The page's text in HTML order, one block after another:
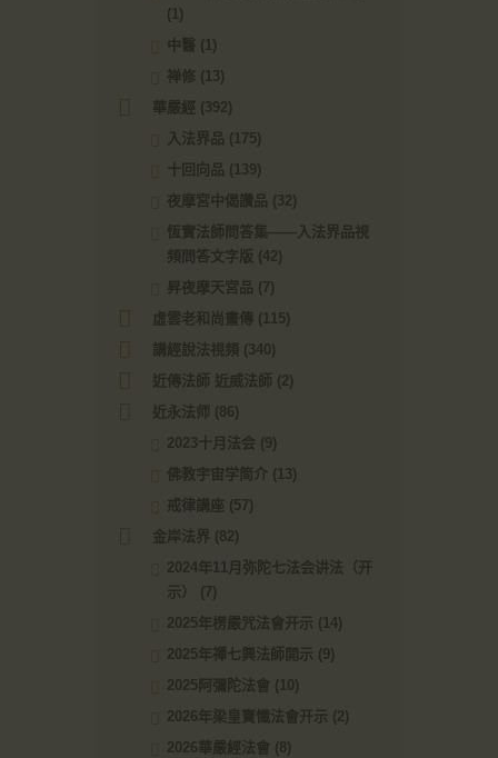
(1)
中醫 (1)
禅修 (13)
華嚴經 (392)
入法界品 (175)
十回向品 (139)
夜摩宮中偈讚品 (32)
恆實法師問答集——入法界品視
頻問答文字版 (42)
昇夜摩天宮品 (7)
虛雲老和尚畫傳 (115)
講經說法視頻
(340)
近傳法師 近威法師 (2)
近永法师
(86)
2023十月法会 (9)
佛教宇宙学简介 (13)
戒律講座 (57)
金岸法界 (82)
2024年11月弥陀七法会讲法（开
示）
(7)
2025年楞嚴咒法會开示 (14)
2025年禪七興法師開示 (9)
2025阿彌陀法會 (10)
2026年梁皇寶懺法會开示 (2)
2026華嚴經法會 (8)